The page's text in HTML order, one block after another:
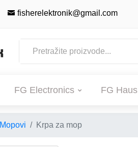
fisherelektronik@gmail.com
FG Electronics FG Haus
Mopovi Krpa za mop